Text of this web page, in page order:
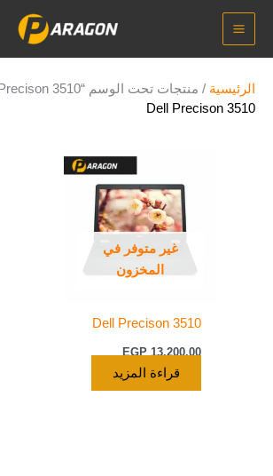
تخطي
الرئيسية / منتجات تحت الوسم “Dell Precison 3510”
Dell Precison 3510
غير متوفر في
المخزون
Dell Precison 3510
EGP13.200,00
قراءة المزيد